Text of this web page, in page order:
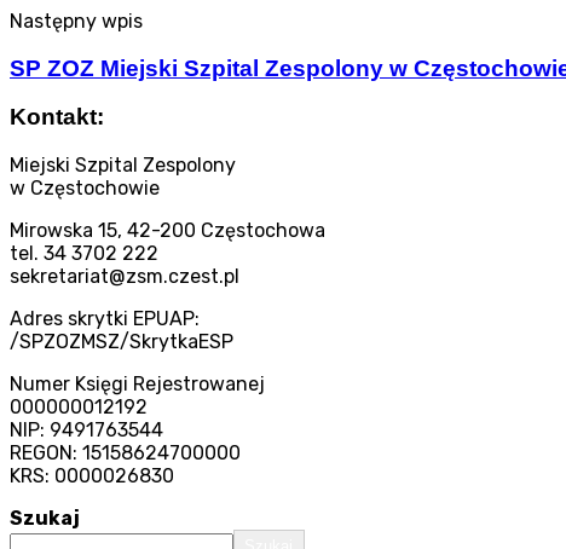
Następny wpis
SP ZOZ Miejski Szpital Zespolony w
Kontakt:
Miejski Szpital Zespolony
w Częstochowie
Mirowska 15, 42-200 Częstochowa
tel. 34 3702 222
sekretariat@zsm.czest.pl
Adres skrytki EPUAP:
/SPZOZMSZ/SkrytkaESP
Numer Księgi Rejestrowanej
000000012192
NIP: 9491763544
REGON: 15158624700000
KRS: 0000026830
Szukaj